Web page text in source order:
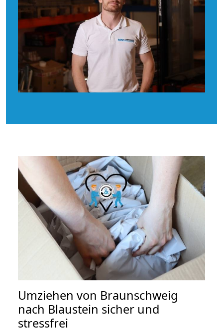
Umziehen von Braunschweig
nach Blaustein sicher und
stressfrei